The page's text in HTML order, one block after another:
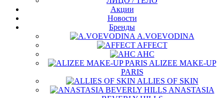
Акции
Новости
Бренды
A.VOEVODINA
AFFECT
AHC
ALIZEE MAKE-UP
PARIS
ALLIES OF SKIN
ANASTASIA